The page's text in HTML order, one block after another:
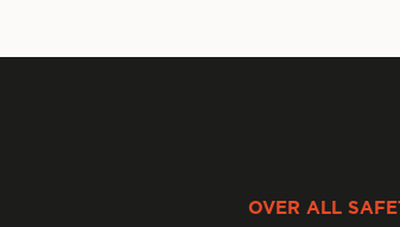
OVER ALL